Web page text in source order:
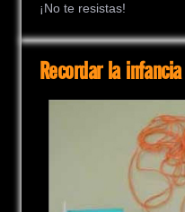
¡No te resistas!
Recordar la infancia